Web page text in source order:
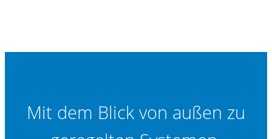
Mit dem Blick von außen zu